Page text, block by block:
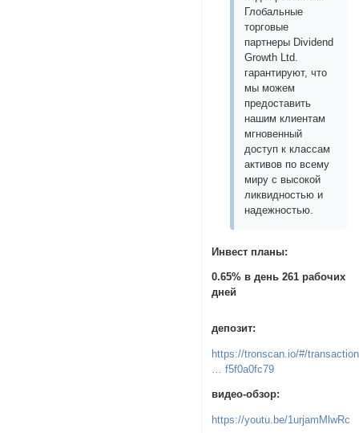
Глобальные
торговые
партнеры Dividend
Growth Ltd.
гарантируют, что
мы можем
предоставить
нашим клиентам
мгновенный
доступ к классам
активов по всему
миру с высокой
ликвидностью и
надежностью.
Инвест планы:
0.65% в день 261 рабочих
дней
депозит:
https://tronscan.io/#/
… f5f0a0fc79
видео-обзор:
https://youtu.be/1urjamMlwRc